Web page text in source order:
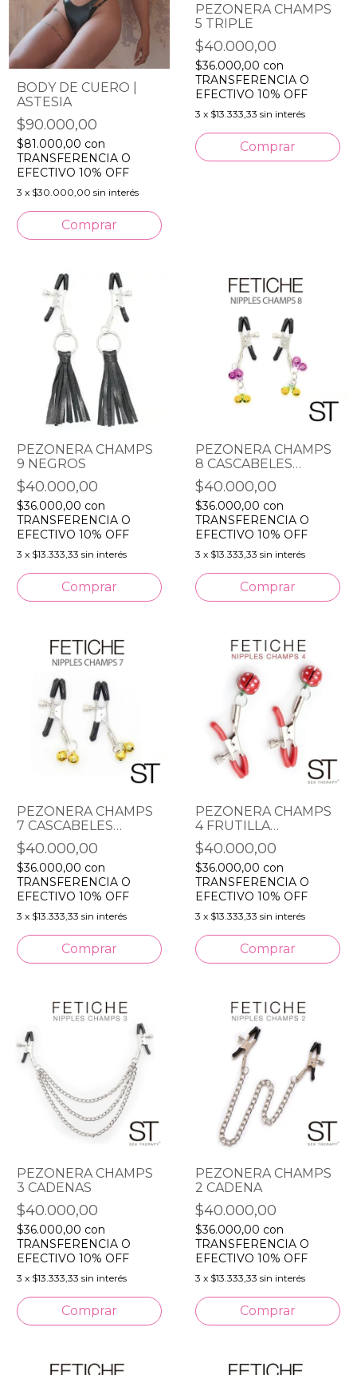
BODY DE CUERO |
ASTESIA
$90.000,00
$81.000,00 con
TRANSFERENCIA O
EFECTIVO 10% OFF
3 x $30.000,00 sin interés
PEZONERA CHAMPS
5 TRIPLE
$40.000,00
$36.000,00 con
TRANSFERENCIA O
EFECTIVO 10% OFF
3 x $13.333,33 sin interés
PEZONERA CHAMPS
9 NEGROS
$40.000,00
$36.000,00 con
TRANSFERENCIA O
EFECTIVO 10% OFF
3 x $13.333,33 sin interés
PEZONERA CHAMPS
8 CASCABELES
DORADAS Y ROSAS
$40.000,00
$36.000,00 con
TRANSFERENCIA O
EFECTIVO 10% OFF
3 x $13.333,33 sin interés
PEZONERA CHAMPS
7 CASCABELES
DORADAS
$40.000,00
$36.000,00 con
TRANSFERENCIA O
EFECTIVO 10% OFF
3 x $13.333,33 sin interés
PEZONERA CHAMPS
4 FRUTILLA
CASCABEL
$40.000,00
$36.000,00 con
TRANSFERENCIA O
EFECTIVO 10% OFF
3 x $13.333,33 sin interés
PEZONERA CHAMPS
3 CADENAS
$40.000,00
$36.000,00 con
TRANSFERENCIA O
EFECTIVO 10% OFF
3 x $13.333,33 sin interés
PEZONERA CHAMPS
2 CADENA
$40.000,00
$36.000,00 con
TRANSFERENCIA O
EFECTIVO 10% OFF
3 x $13.333,33 sin interés